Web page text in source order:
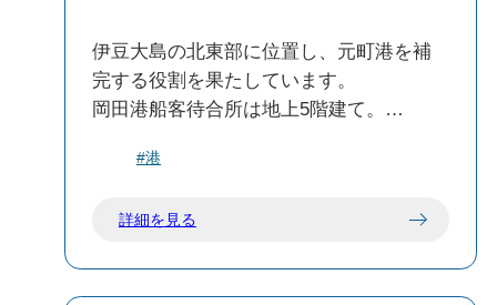
伊豆大島の北東部に位置し、元町港を補
完する役割を果たしています。
岡田港船客待合所は地上5階建て。
店・岡田港ふれあい交流スペース / 3階は
避難施設・防災倉庫
#港
詳細を見る